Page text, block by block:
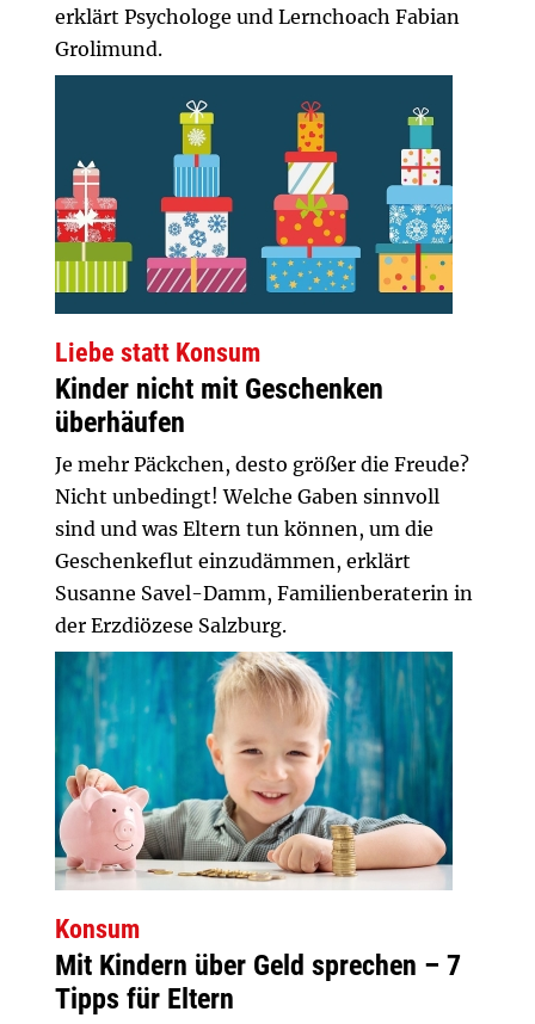
erklärt Psychologe und Lernchoach Fabian
Grolimund.
Liebe statt Konsum
Kinder nicht mit Geschenken
überhäufen
Je mehr Päckchen, desto größer die Freude?
Nicht unbedingt! Welche Gaben sinnvoll
sind und was Eltern tun können, um die
Geschenkeflut einzudämmen, erklärt
Susanne Savel-Damm, Familienberaterin in
der Erzdiözese Salzburg.
Konsum
Mit Kindern über Geld sprechen – 7
Tipps für Eltern